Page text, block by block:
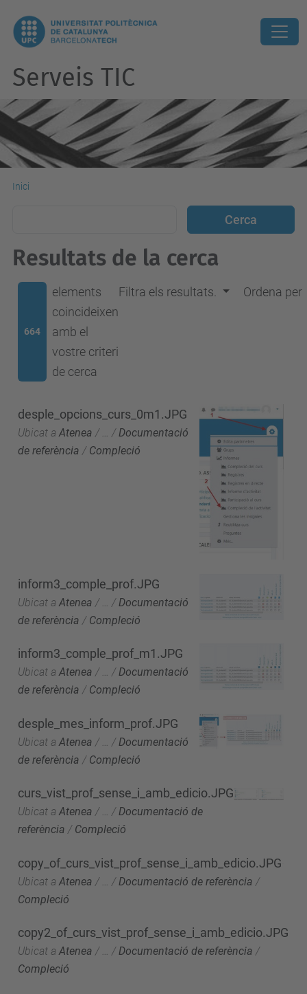
Serveis TIC
Inici
Resultats de la cerca
664
elements
coincideixen
amb el
vostre criteri
de cerca
Filtra els resultats. Ordena per
desple_opcions_curs_0m1.JPG
Ubicat a Atenea / / Documentació
de referència / Compleció
inform3_comple_prof.JPG
Ubicat a Atenea / / Documentació
de referència / Compleció
inform3_comple_prof_m1.JPG
Ubicat a Atenea / … /Documentació
de referència / Compleció
desple_mes_inform_prof.JPG
Ubicat a Atenea / / Documentació
de referència / Compleció
curs_vist_prof_sense_i_amb_edicio.JPG
Ubicat a Atenea / … /Documentació de
referència / Compleció
copy_of_curs_vist_prof_sense_i_amb_edicio.JPG
Ubicat a Atenea / / Documentació de referència /
Compleció
copy2_of_curs_vist_prof_sense_i_amb_edicio.JPG
Ubicat a Atenea / … /Documentació de referència /
Compleció